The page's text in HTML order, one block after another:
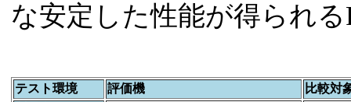
な安定した性能が得られ
テスト環境 評価機
比較対